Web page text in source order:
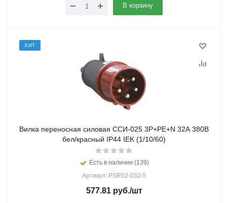
В корзину
ХИТ
Вилка переносная силовая ССИ-025 3Р+РЕ+N 32А 380В
бел/красный IP44 IEK (1/10/60)
Есть в наличии (139)
Артикул: PSR02-032-5
577.81руб./шт